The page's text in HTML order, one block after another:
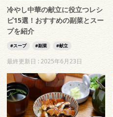
冷やし中華の献立に役立つレシ
ピ15選！おすすめの副菜とスー
プを紹介
スープ 副菜 献立
最終更新日 :2025年6月23日